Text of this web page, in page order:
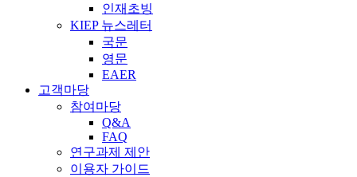
인재초빙
KIEP 뉴스레터
국문
영문
EAER
고객마당
참여마당
Q&A
FAQ
연구과제 제안
이용자 가이드